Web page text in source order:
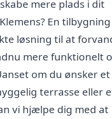
mere plads i dit
En tilbygning
løsning til at
mere funktionelt
om du ønsker et
terrasse eller
vi hjælpe dig med at